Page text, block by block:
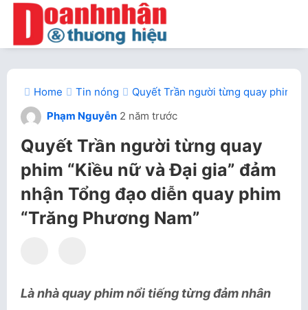
Home Tin nóng
Quyết Trần người từng quay phim
Phạm Nguyễn 2 năm trước
Quyết Trần người từng quay
phim “Kiều nữ và Đại gia” đảm
nhận Tổng đạo diễn quay phim
“Trăng Phương Nam”
Là nhà quay phim nổi tiếng từng đảm nhân